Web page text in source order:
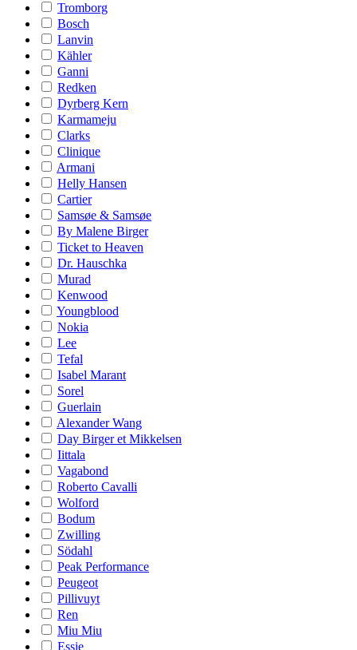
Tromborg
Bosch
Lanvin
Kähler
Ganni
Redken
Dyrberg Kern
Karmameju
Clarks
Clinique
Armani
Helly Hansen
Cartier
Samsøe & Samsøe
By Malene Birger
Ticket to Heaven
Dr. Hauschka
Murad
Kenwood
Youngblood
Nokia
Lee
Tefal
Isabel Marant
Sorel
Guerlain
Alexander Wang
Day Birger et Mikkelsen
Iittala
Vagabond
Roberto Cavalli
Wolford
Bodum
Zwilling
Södahl
Peak Performance
Peugeot
Pillivuyt
Ren
Miu Miu
Essie